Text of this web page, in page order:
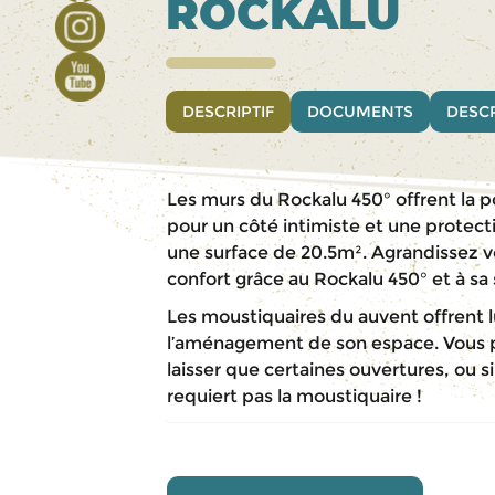
ROCKALU
DESCRIPTIF DOCUMENTS
Les murs du Rockalu 450° offrent la
pour un côté intimiste et une
une surface de 20.5m².
confort grâce au Rockalu 450° et à
Les moustiquaires du auvent offrent
l’aménagement de son espace.
laisser que certaines ouvertures, ou
requiert pas la moustiquaire !